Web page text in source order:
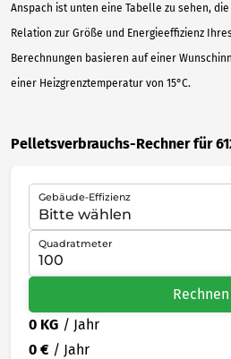
Anspach ist unten eine Tabelle zu sehen,
Relation zur Größe und Energieeffizienz
Berechnungen basieren auf einer
einer Heizgrenztemperatur von 15°C.
Pelletsverbrauchs-Rechner für
Gebäude-Effizienz
Quadratmeter
Rechnen
0 KG / Jahr
0 € / Jahr